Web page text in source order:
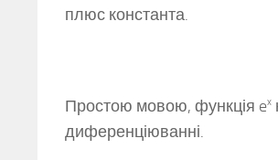
плюс константа.
Простою мовою, функція ex
диференціюванні.